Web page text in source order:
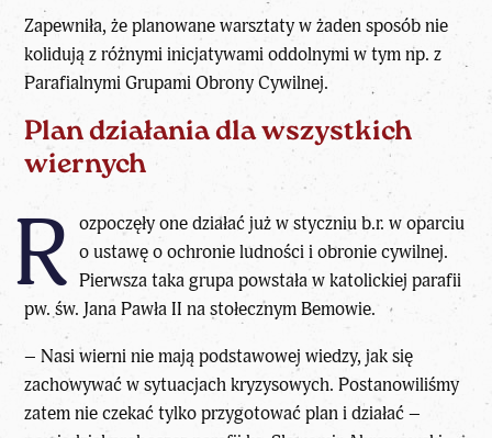
Zapewniła, że planowane warsztaty w żaden sposób nie
kolidują z różnymi inicjatywami oddolnymi w tym np. z
Parafialnymi Grupami Obrony Cywilnej.
Plan działania dla wszystkich
wiernych
R ozpoczęły one działać już w styczniu b.r. w oparciu
o ustawę o ochronie ludności i obronie cywilnej.
Pierwsza taka grupa powstała w katolickiej parafii
pw. św. Jana Pawła II na stołecznym Bemowie.
– Nasi wierni nie mają podstawowej wiedzy, jak się
zachowywać w sytuacjach kryzysowych. Postanowiliśmy
zatem nie czekać tylko przygotować plan i działać –